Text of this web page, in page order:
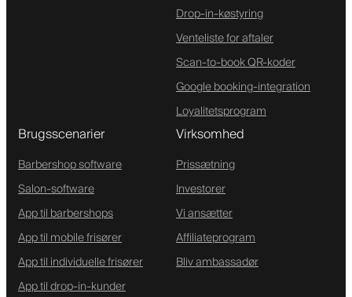
Drop-in-køstyring
Venteliste for aftaler
Scan-to-book QR-koder
Google booking-integration
Loyalitetsprogram
Brugsscenarier
Barbershop software
Salon-software
App til barbershops
App til mobile frisører
App til individuelle frisører
App til drop-in-kunder
Virksomhed
Prissætning
Investorer
Vi ansætter
Affiliateprogram
Bliv ambassadør